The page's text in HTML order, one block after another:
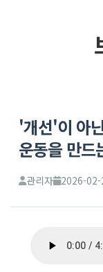
'개선'이 아
운동을 만드
관리자 2026-